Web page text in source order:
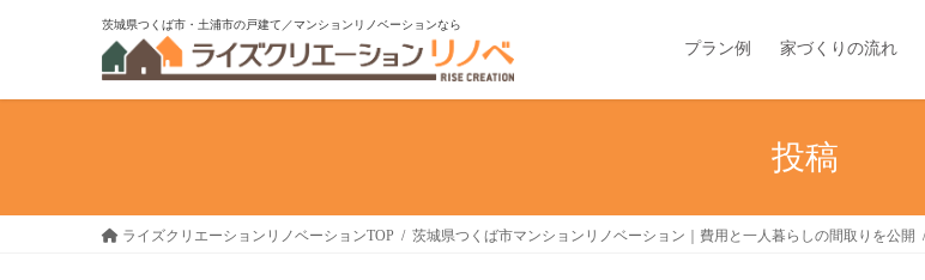
ン
キ
ー
に
茨城県つくば市・土浦市の戸建て／マンションリノベーションなら
プラン例 家づくりの流れ
投稿
ライズクリエーションリノベーションTOP 茨城県つくば市マンションリノベーション｜費用と一人暮らしの間取りを公開